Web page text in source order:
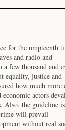
for the umpteenth
and radio and
few thousand and
equality, justice and
how much more
actors
Also, the guideline is
will prevail
without real